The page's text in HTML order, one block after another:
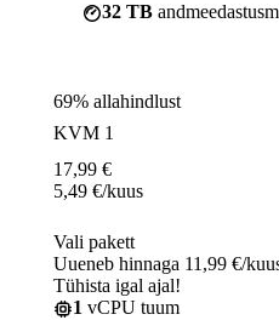
32 TB
69% allahindlust
KVM 1
17,99 €
5,49 €/kuus
Vali pakett
Uueneb hinnaga 11,99 €/
Tühista igal ajal!
1 vCPU tuum